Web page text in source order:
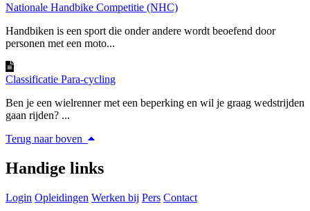
Nationale Handbike Competitie (NHC)
Handbiken is een sport die onder andere wordt beoefend door
personen met een moto...
Classificatie Para-cycling
Ben je een wielrenner met een beperking en wil je graag wedstrijden
gaan rijden? ...
Terug naar boven
Handige links
Login Opleidingen Werken bij Pers Contact